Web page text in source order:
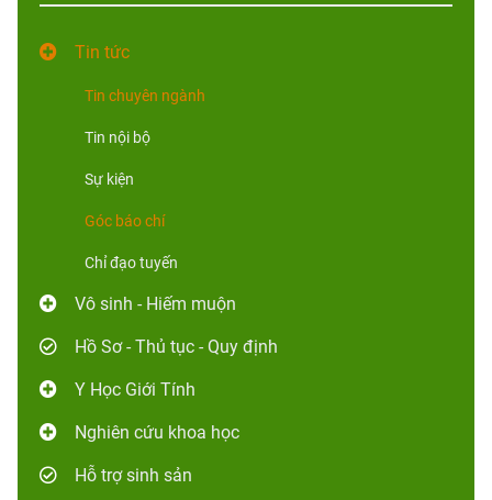
Tin tức
Tin chuyên ngành
Tin nội bộ
Sự kiện
Góc báo chí
Chỉ đạo tuyến
Vô sinh - Hiếm muộn
Hồ Sơ - Thủ tục - Quy định
Y Học Giới Tính
Nghiên cứu khoa học
Hỗ trợ sinh sản